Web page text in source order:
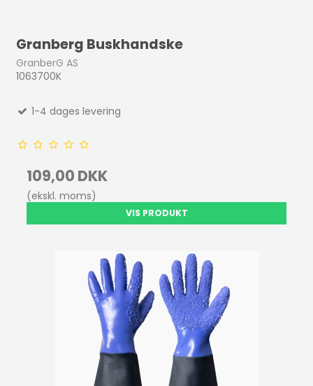
Granberg Buskhandske
GranberG AS
1063700K
1-4 dages levering
109,00 DKK
(ekskl. moms)
VIS PRODUKT